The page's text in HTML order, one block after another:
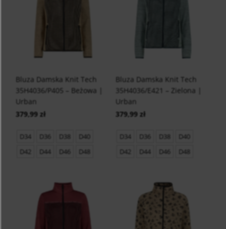
Bluza Damska Knit Tech
35H4036/P405 – Beżowa |
Urban
379,99 zł
D34 D36 D38
D40
D42
D44 D46 D48
Bluza Damska Knit Tech
35H4036/E421 – Zielona |
Urban
379,99 zł
D34 D36 D38
D40
D42
D44 D46 D48